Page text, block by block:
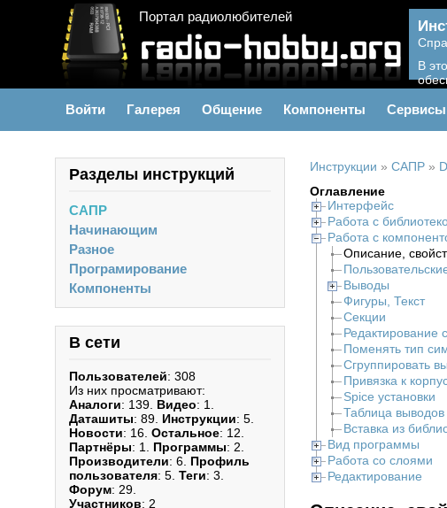
Портал радиолюбителей
В
Войти Галерея Общение Компоненты Сервисы
Разделы инструкций
САПР
Начинающим
Разное
Програмирование
Компоненты
В сети
Пользователей: 308
Из них просматривают:
Аналоги: 139. Видео: 1.
Даташиты: 89. Инструкции: 5.
Новости: 16. Остальное: 12.
Партнёры: 1. Программы: 2.
Производители: 6. Профиль
пользователя: 5. Теги: 3.
Форум: 29.
Участников: 2
Инструкции » САПР »
Оглавление
Интерфейс
Работа с
Работа с
Описание,
Выводы
Фигуры, Текст
Секции
Редактирование
Поменять тип
Сгруппировать
Привязка к
Spice установки
Таблица выводов
Вставка из
Вид программы
Работа со слоями
Редактирование